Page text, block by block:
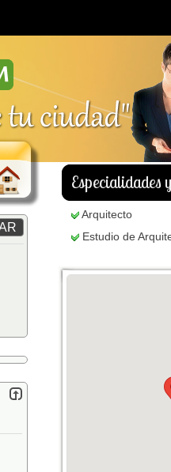
Especialidades
Arquitecto
Estudio de